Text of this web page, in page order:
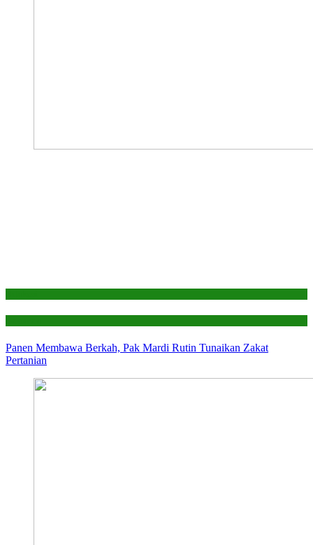
Panen Membawa Berkah, Pak Mardi Rutin Tunaikan Zakat
Pertanian